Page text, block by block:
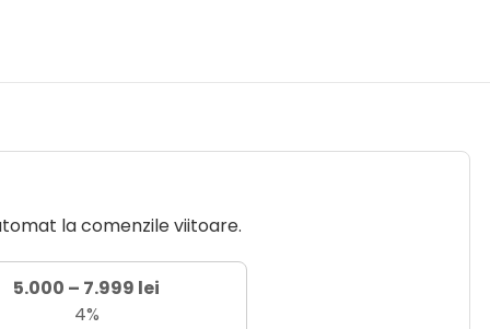
la comenzile viitoare.
5.000 – 7.999 lei
4%